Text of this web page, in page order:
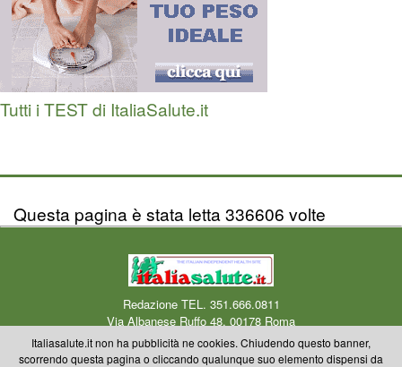
Tutti i TEST di ItaliaSalute.it
Questa pagina è stata letta 336606 volte
Redazione TEL. 351.666.0811
Via Albanese Ruffo 48, 00178 Roma
Centro Medico Okmedicina.it Via Albanese Ruffo 40-46, 00178 Roma
redazione
Italiasalute.it non ha pubblicità ne cookies. Chiudendo questo banner,
scorrendo questa pagina o cliccando qualunque suo elemento dispensi da